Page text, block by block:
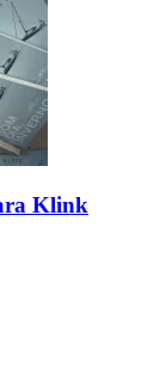
Klink